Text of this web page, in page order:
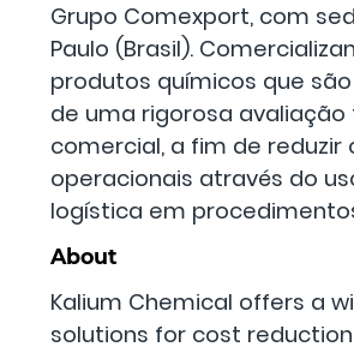
Grupo Comexport, com
Paulo (Brasil).
produtos químicos que
de uma rigorosa avaliação
comercial, a fim de reduzir
operacionais através do
logística em
About
Kalium Chemical offers a
solutions for cost